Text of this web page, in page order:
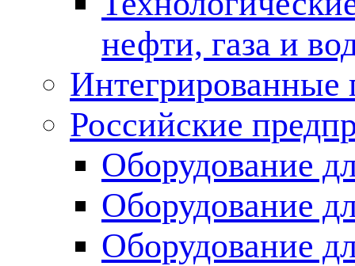
нефти, газа и
Российские
Оборудование
Оборудование
Оборудование